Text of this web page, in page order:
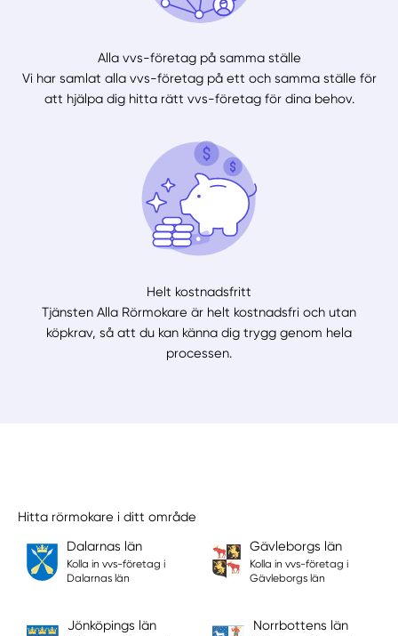
Alla vvs-företag på samma ställe
Vi har samlat alla vvs-företag på ett och samma ställe för
att hjälpa dig hitta rätt vvs-företag för dina behov.
Helt kostnadsfritt
Tjänsten Alla Rörmokare är helt kostnadsfri och utan
köpkrav, så att du kan känna dig trygg genom hela
processen.
Hitta rörmokare i ditt område
Dalarnas län
Kolla in vvs-företag i
Dalarnas län
Gävleborgs län
Kolla in vvs-företag i
Gävleborgs län
Jönköpings län Norrbottens län